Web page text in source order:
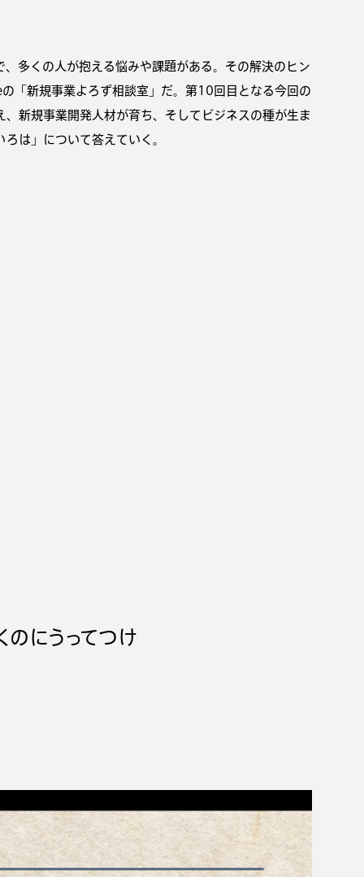
多くの人が抱える悩みや課題がある。その解決のヒン
「新規事業よろず相談室」だ。第10回目となる今回の
新規事業開発人材が育ち、そしてビジネスの種が生ま
は」について答えていく。
のにうってつけ